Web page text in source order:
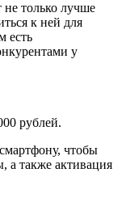
не только лучше
к ней для
есть
у
рублей.
чтобы
а также активация